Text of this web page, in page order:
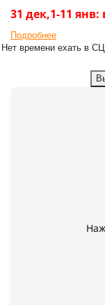
31 дек,1-11 янв:
Подробнее
Нет времени ехать в